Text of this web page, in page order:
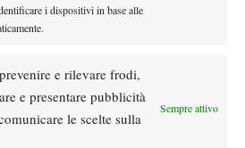
i dispositivi in base alle
e rilevare frodi,
e presentare pubblicità
le scelte sulla
Sempre attivo
Tennisregistrata Aut-Trib Milano n°